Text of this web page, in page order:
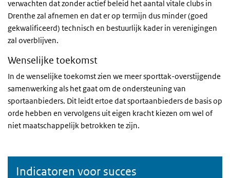
verwachten dat zonder actief beleid het aantal vitale clubs in
Drenthe zal afnemen en dat er op termijn dus minder (goed
gekwalificeerd) technisch en bestuurlijk kader in verenigingen
zal overblijven.
Wenselijke toekomst
In de wenselijke toekomst zien we meer sporttak-overstijgende
samenwerking als het gaat om de ondersteuning van
sportaanbieders. Dit leidt ertoe dat sportaanbieders de basis op
orde hebben en vervolgens uit eigen kracht kiezen om wel of
niet maatschappelijk betrokken te zijn.
Indicatoren voor succes